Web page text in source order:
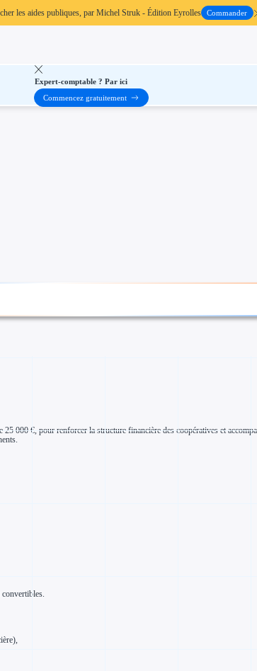
les aides publiques, par Michel Struk - Édition Eyrolles Commander
Expert-comptable ? Par ici
Commencez gratuitement
€, pour renforcer la structure financière des coopératives et